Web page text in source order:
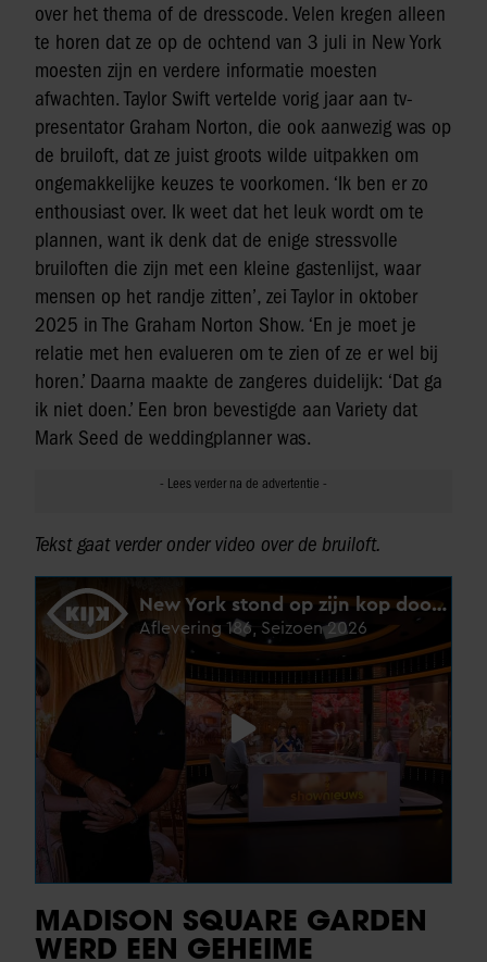
over het thema of de dresscode. Velen kregen alleen
te horen dat ze op de ochtend van 3 juli in New York
moesten zijn en verdere informatie moesten
afwachten. Taylor Swift vertelde vorig jaar aan tv-
presentator Graham Norton, die ook aanwezig was op
de bruiloft, dat ze juist groots wilde uitpakken om
ongemakkelijke keuzes te voorkomen. ‘Ik ben er zo
enthousiast over. Ik weet dat het leuk wordt om te
plannen, want ik denk dat de enige stressvolle
bruiloften die zijn met een kleine gastenlijst, waar
mensen op het randje zitten’, zei Taylor in oktober
2025 in The Graham Norton Show. ‘En je moet je
relatie met hen evalueren om te zien of ze er wel bij
horen.’ Daarna maakte de zangeres duidelijk: ‘Dat ga
ik niet doen.’ Een bron bevestigde aan Variety dat
Mark Seed de weddingplanner was.
Tekst gaat verder onder video over de bruiloft.
MADISON SQUARE GARDEN
WERD EEN GEHEIME